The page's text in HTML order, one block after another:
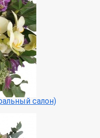
салон)